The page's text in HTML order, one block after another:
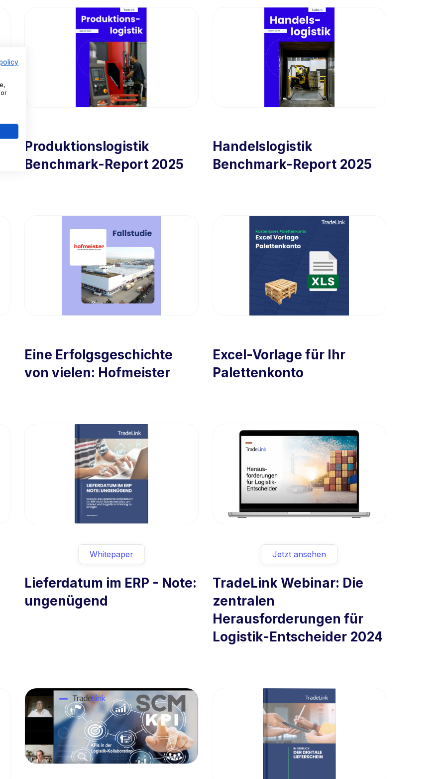
Produktionslogistik
Benchmark-Report 2025
Handelslogistik
Benchmark-Report 2025
Eine Erfolgsgeschichte
von vielen: Hofmeister
Excel-Vorlage für Ihr
Palettenkonto
Whitepaper
Lieferdatum im ERP - Note:
ungenügend
Jetzt ansehen
TradeLink Webinar: Die
zentralen
Herausforderungen für
Logistik-Entscheider 2024